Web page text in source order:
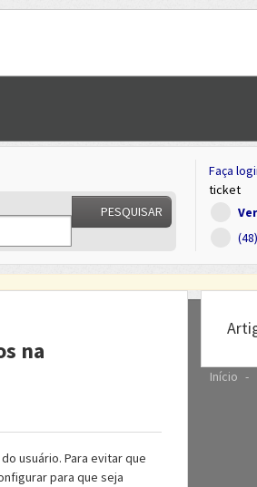
PESQUISAR
Faça
ticket
na
usuário. Para evitar que
para que seja
Início